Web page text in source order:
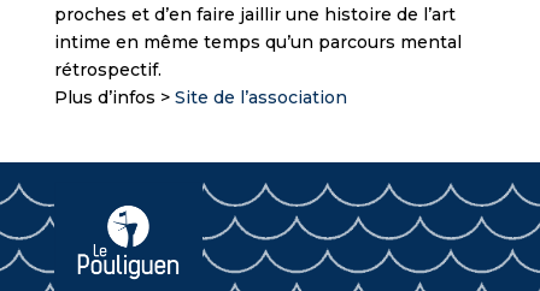
proches et d’en faire jaillir une histoire de l’art
intime en même temps qu’un parcours mental
rétrospectif.
Plus d’infos > Site de l’association